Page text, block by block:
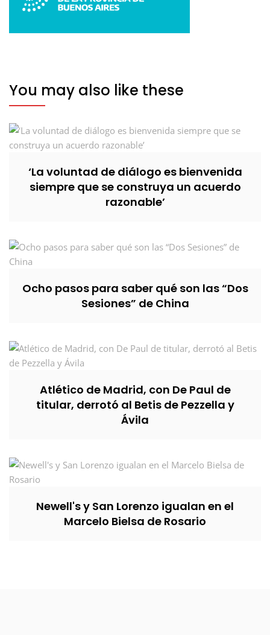
You may also like these
‘La voluntad de diálogo es bienvenida
siempre que se construya un acuerdo
razonable’
Ocho pasos para saber qué son las “Dos
Sesiones” de China
Atlético de Madrid, con De Paul de
titular, derrotó al Betis de Pezzella y
Ávila
Newell's y San Lorenzo igualan en el
Marcelo Bielsa de Rosario